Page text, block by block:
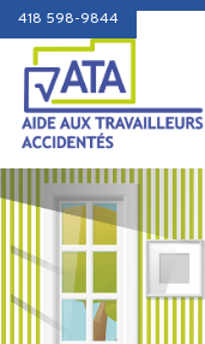
418 598-9844